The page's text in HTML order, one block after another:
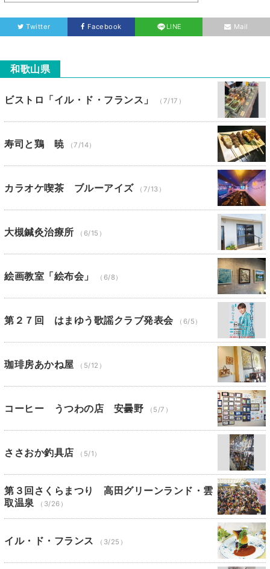
Twitter Facebook LINE Mail
和歌山県
ビストロ「イル・ド・フランス」 （7/17）
寿司と鶏 暁 （7/14）
カラオケ喫茶 ブルーアイズ （7/13）
大槻鍼灸治療所 （6/15）
絵画教室「絵布会」 （6/8）
第２７回 はまゆう歌謡クラブ発表会 （6/5）
珈琲房あかね屋 （5/12）
コーヒー うつわの店 安曇野 （5/7）
ささおか釣具店 （5/1）
第３回さくらまつり 高田グリーンランド・雲
取温泉
（3/26）
イル・ド・フランス （3/25）